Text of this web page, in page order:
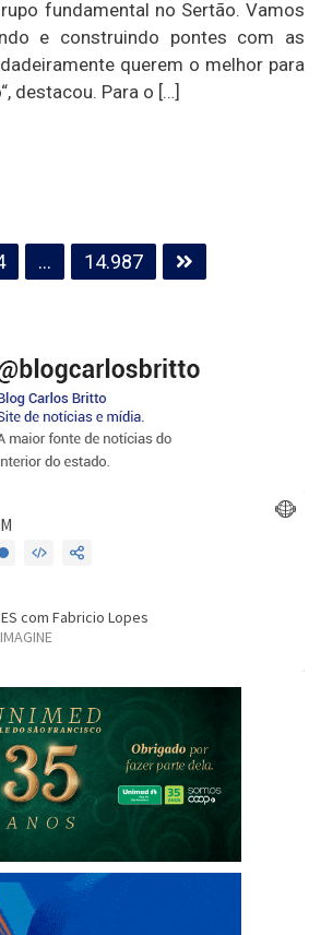
fundamental no Sertão. Vamos
e construindo pontes com as
querem o melhor para
destacou. Para o […]
… 14.987